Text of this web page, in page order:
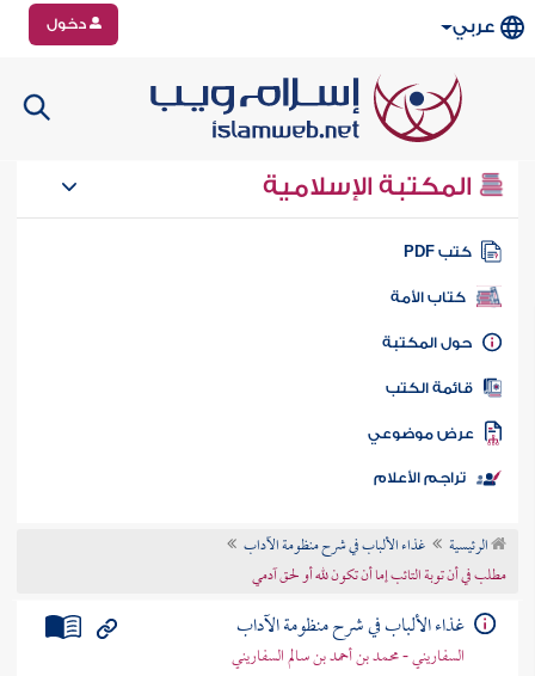
عربي دخول
المكتبة الإسلامية
كتب PDF
كتاب الأمة
المكتبة
الكتب
موضوعي
تراجم الأعلام
الرئيسية
غذاء الألباب في شرح منظومة الآداب
مطلب في أن توبة التائب إما أن تكون لله أو لحق آدمي
غذاء الألباب في شرح منظومة الآداب
السفاريني - محمد بن أحمد بن سالم السفاريني